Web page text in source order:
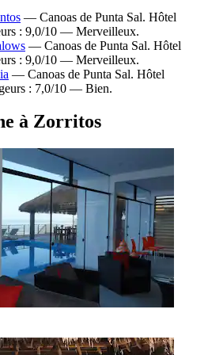
— Canoas de Punta Sal. Hôtel
: 9,0/10 — Merveilleux.
— Canoas de Punta Sal. Hôtel
: 9,0/10 — Merveilleux.
— Canoas de Punta Sal. Hôtel
: 7,0/10 — Bien.
à Zorritos